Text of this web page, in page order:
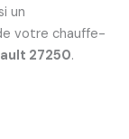
un
votre chauffe-
27250.